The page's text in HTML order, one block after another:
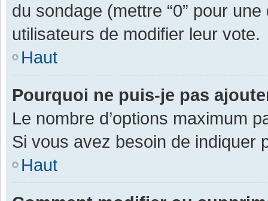
du sondage (mettre “0” pour
utilisateurs de modifier leur vote.
Haut
Pourquoi ne puis-je pas
Le nombre d’options maximum
Si vous avez besoin de indiquer
Haut